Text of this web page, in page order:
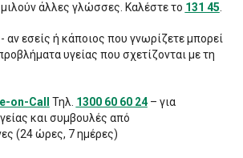
άλλες γλώσσες. Καλέστε το 131 45.
αν εσείς ή κάποιος που γνωρίζετε μπορεί
υγείας που σχετίζονται με τη
on-Call Τηλ. 1300 60 60 24– για
και συμβουλές από
(24 ώρες, 7 ημέρες)